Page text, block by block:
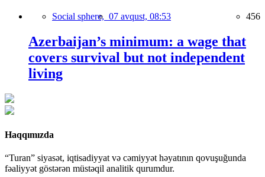
Social sphere, 07 avqust, 08:53 456
Azerbaijan’s minimum: a wage that
covers survival but not independent
living
Haqqımızda
“Turan” siyasət, iqtisadiyyat və cəmiyyət həyatının qovuşuğunda
fəaliyyət göstərən müstəqil analitik qurumdur.